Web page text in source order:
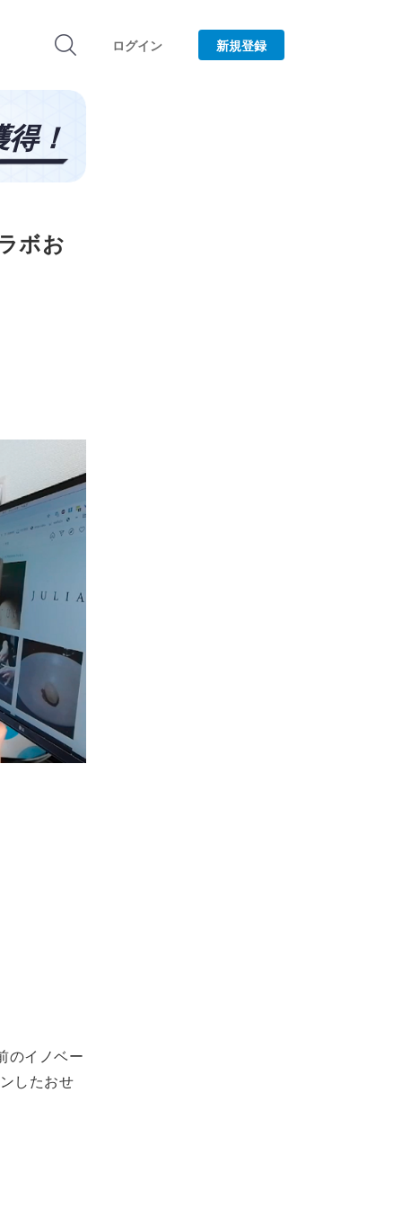
ログイン 新規登録
ボお
のイノベー
したおせ